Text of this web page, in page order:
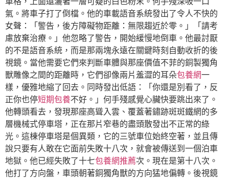
氣。將車子打了倒檔。他的車載語音系統發出了令人不快的
女聲：「警告，後方障礙物距離：無限趨近於零。」「請考
慮放棄治療。」他忽略了警告，開始緩慢地倒車。他最討厭
的不是語音系統，而是那兩塊永遠在關鍵時刻自動收折的後
視鏡。當他需要它們來判斷車體與那座價值不菲的銅製獨角
獸雕像之間的距離時，它們卻像兩片羞澀的耳朵包養網一
樣，優雅地縮了回去。同時發出低語：「你還是別看了，反
正你也停短期包養不好。」何手殘感覺心臟快要跳出來了。
他轉頭看去，發現那座高聳入雲、覆蓋著鏽跡斑斑鐵網的多
層機械式停車塔，正在那片窄巷的盡頭散發出不正常的綠
光。這棟停車塔是個異類，它的三號車位始終空著，並且傳
說只要有人敢在它面前失敗十八次，就會被傳送到一個泊車
地獄。他已經失敗了十七包養網推薦次。現在是第十八次。
他打了方向盤，車頭朝著銅獨角獸的方向猛地偏轉。後視鏡